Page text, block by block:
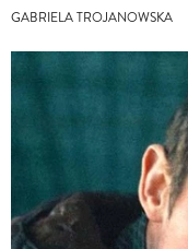
GABRIELA TROJANOWSKA